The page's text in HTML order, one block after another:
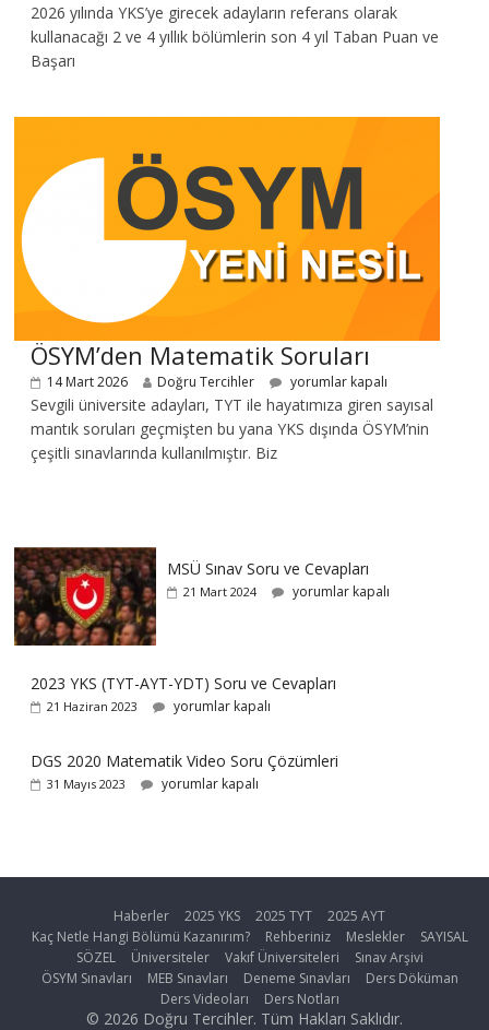
2026 yılında YKS’ye girecek adayların referans olarak
kullanacağı 2 ve 4 yıllık bölümlerin son 4 yıl Taban Puan ve
Başarı
ÖSYM’den Matematik Soruları
14 Mart 2026 Doğru Tercihler yorumlar kapalı
Sevgili üniversite adayları, TYT ile hayatımıza giren sayısal
mantık soruları geçmişten bu yana YKS dışında ÖSYM’nin
çeşitli sınavlarında kullanılmıştır. Biz
MSÜ Sınav Soru ve Cevapları
21 Mart 2024 yorumlar kapalı
2023 YKS (TYT-AYT-YDT) Soru ve Cevapları
21 Haziran 2023 yorumlar kapalı
DGS 2020 Matematik Video Soru Çözümleri
31 Mayıs 2023 yorumlar kapalı
Haberler 2025 YKS 2025 TYT
2025 AYT
Kaç Netle Hangi Bölümü Kazanırım?
Rehberiniz Meslekler
SAYISAL
SÖZEL
Üniversiteler Vakıf Üniversiteleri
Sınav Arşivi
ÖSYM Sınavları
MEB Sınavları Deneme Sınavları
Ders Döküman
Ders Videoları
Ders Notları
© 2026 Doğru Tercihler. Tüm Hakları Saklıdır.